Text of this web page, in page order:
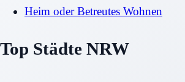
Heim oder Betreutes Wohnen
Top Städte NRW